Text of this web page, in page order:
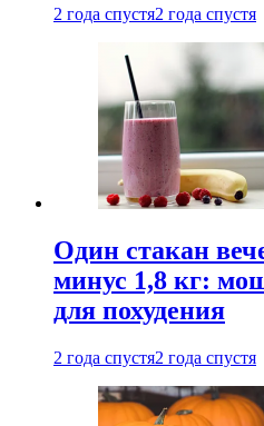
2 года спустя2 года спустя
Один стакан
минус 1,8 кг:
для похудения
2 года спустя2 года спустя